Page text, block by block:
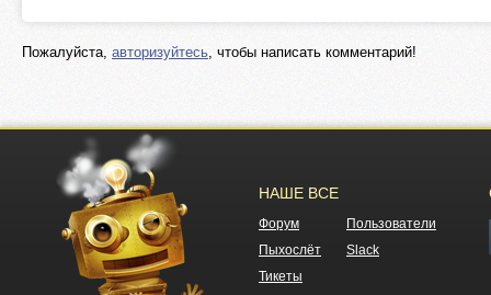
Пожалуйста, авторизуйтесь, чтобы написать комментарий!
НАШЕ ВСЕ
Форум
Пользователи
Пыхослёт
Slack
Тикеты